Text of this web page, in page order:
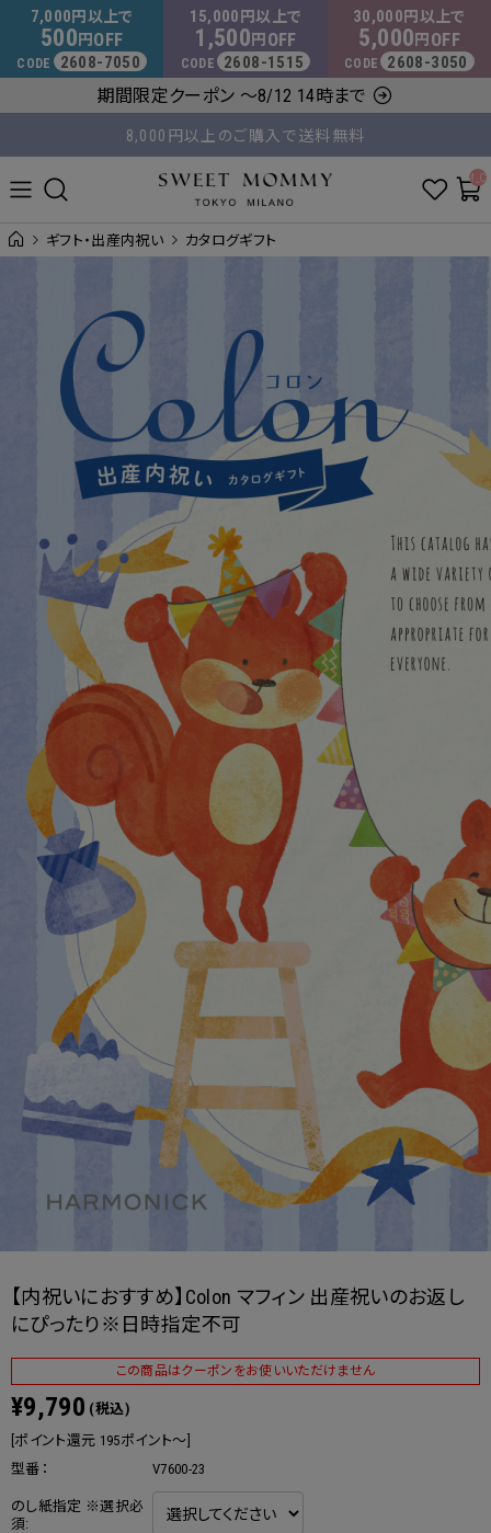
マタニティウェア・授乳服のスウィートマミー
7,000 円以上で
500 円 OFF
CODE 2608-7050
15,000 円以上で
1,500 円 OFF
CODE 2608-1515
30,000 円以上で
5,000 円 OFF
CODE 2608-3050
期間限定クーポン ～8/12 14時まで
8,000円以上のご購入で送料無料
平日14時 / 土日祝12時まで のご注文で当日出荷！
ギフト・出産内祝い カタログギフト
【内祝いにおすすめ】Colon マフィン 出産祝いのお返し
にぴったり※日時指定不可
この商品はクーポンをお使いいただけません
¥9,790 (税込)
[ポイント還元 195ポイント～]
型番：
V7600-23
のし紙指定 ※選択必
須: